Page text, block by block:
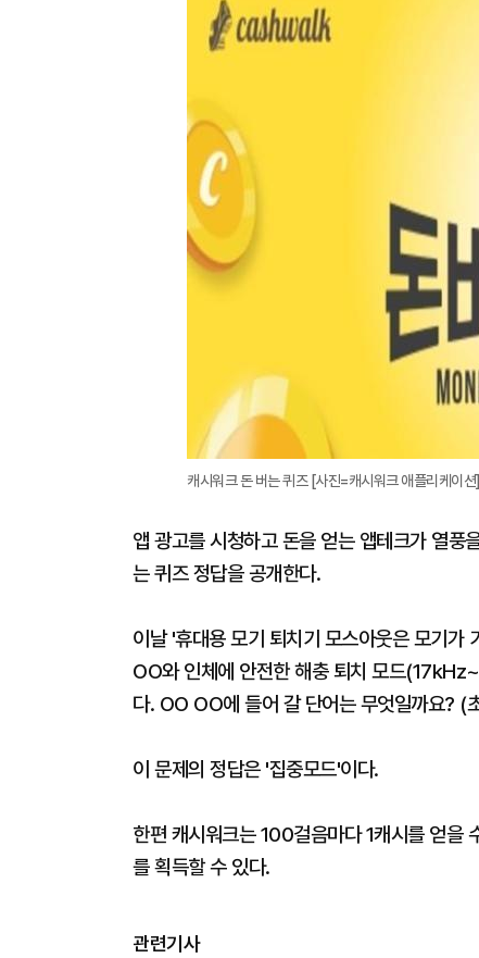
캐시워크 돈 버는 퀴즈 [사진=캐시워크 애플리케이션]
앱 광고를 시청하고 돈을 얻는 앱테크가 열
는 퀴즈 정답을 공개한다.
이날 '휴대용 모기 퇴치기 모스아웃은 모기가
OO와 인체에 안전한 해충 퇴치 모드
다. OO OO에 들어 갈 단어는 무엇일까요? (
이 문제의 정답은 '집중모드'이 다.
한편 캐시워크는 100걸음마다 1캐시를 얻을
를 획득할 수 있다.
관련기사